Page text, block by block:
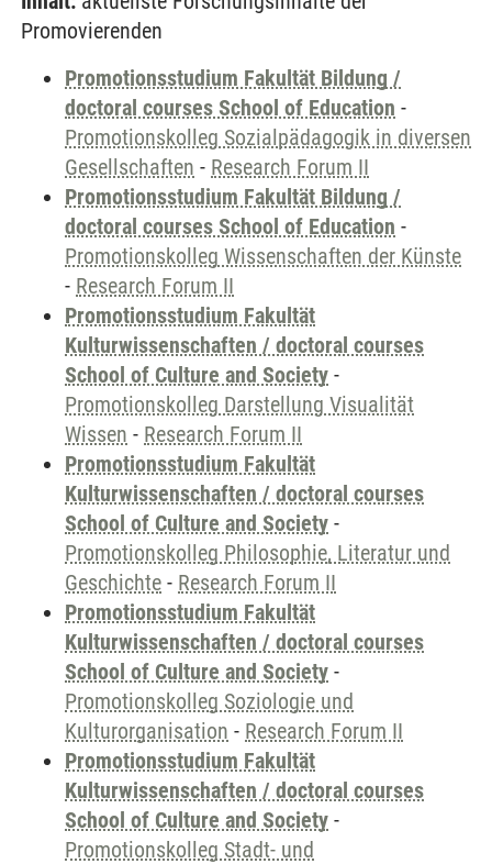
Promovierenden
Promotionsstudium Fakultät Bildung /
doctoral courses School of Education -
Promotionskolleg Sozialpädagogik in diversen
Gesellschaften - Research Forum II
Promotionsstudium Fakultät Bildung /
doctoral courses School of Education -
Promotionskolleg Wissenschaften der Künste
- Research Forum II
Promotionsstudium Fakultät
Kulturwissenschaften / doctoral courses
School of Culture and Society -
Promotionskolleg Darstellung Visualität
Wissen - Research Forum II
Promotionsstudium Fakultät
Kulturwissenschaften / doctoral courses
School of Culture and Society -
Promotionskolleg Philosophie, Literatur und
Geschichte - Research Forum II
Promotionsstudium Fakultät
Kulturwissenschaften / doctoral courses
School of Culture and Society -
Promotionskolleg Soziologie und
Kulturorganisation - Research Forum II
Promotionsstudium Fakultät
Kulturwissenschaften / doctoral courses
School of Culture and Society -
Promotionskolleg Stadt- und